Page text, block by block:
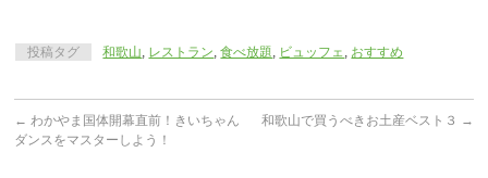
投稿タグ 和歌山, レストラン,食べ放題, ビュッフェ, おすすめ
← わかやま国体開幕直前！きいちゃん
ダンスをマスターしよう！
和歌山で買うべきお土産ベスト３ →